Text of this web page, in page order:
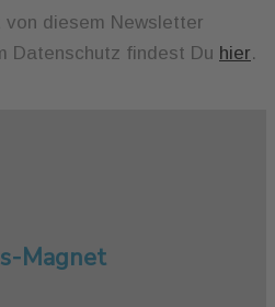
von diesem Newsletter
Datenschutz findest Du hier.
Magnet